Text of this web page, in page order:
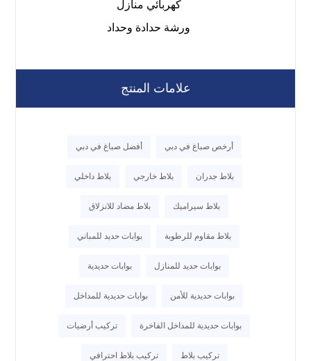
كهربائي منازل
ورشة حدادة وحداد
علامات المنتج
أرخص صباغ في دبي أفضل صباغ في دبي
بلاط جدران بلاط خارجي بلاط داخلي
بلاط سيراميك بلاط مضاد للانزلاق
بلاط مقاوم للرطوبة بوابات حديد للمباني
بوابات حديد للمنازل بوابات حديدية
بوابات حديدية للأمن بوابات حديدية للمداخل
بوابات حديدية للمداخل الفاخرة تركيب أرضيات
تركيب بلاط تركيب بلاط احترافي